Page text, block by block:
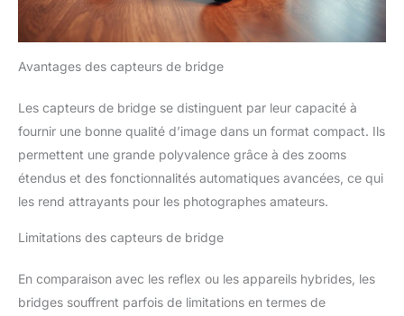
Avantages des capteurs de bridge
Les capteurs de bridge se distinguent par leur capacité à
fournir une bonne qualité d’image dans un format compact. Ils
permettent une grande polyvalence grâce à des zooms
étendus et des fonctionnalités automatiques avancées, ce qui
les rend attrayants pour les photographes amateurs.
Limitations des capteurs de bridge
En comparaison avec les reflex ou les appareils hybrides, les
bridges souffrent parfois de limitations en termes de